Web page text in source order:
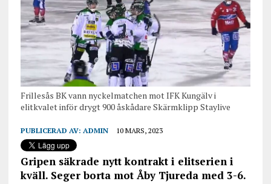
Frillesås BK vann nyckelmatchen mot IFK Kungälv i
elitkvalet inför drygt 900 åskådare Skärmklipp Staylive
PUBLICERAD AV: ADMIN 10 MARS, 2023
Gripen säkrade nytt kontrakt i elitserien i
kväll. Seger borta mot Åby Tjureda med 3-6.